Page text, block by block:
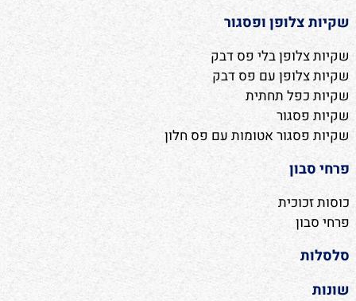
שקיות צלופן ופסגור
שקיות צלופן בלי פס דבק
שקיות צלופן עם פס דבק
שקיות כפל תחתית
שקיות פסגור
שקיות פסגור אטומות עם פס חלון
פרחי סבון
כוסות זכוכית
פרחי סבון
סלסלות
שונות